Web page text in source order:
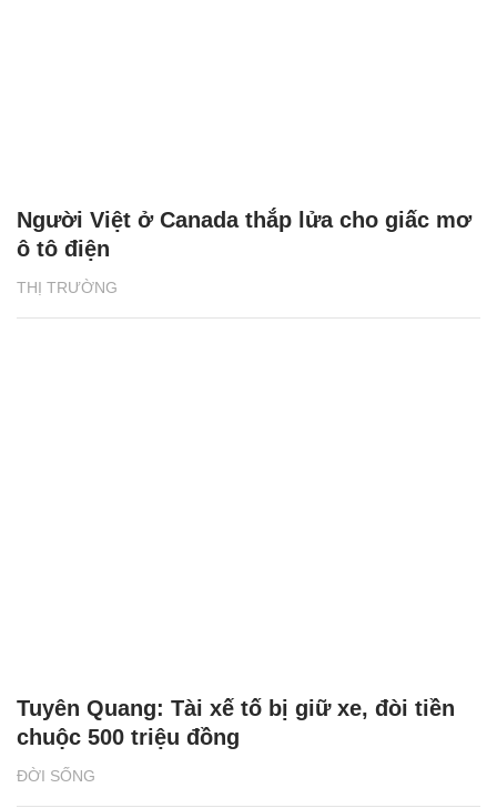
THỊ TRƯỜNG
Người Việt ở Canada thắp lửa cho giấc mơ
ô tô điện
ĐỜI SỐNG
Tuyên Quang: Tài xế tố bị giữ xe, đòi tiền
chuộc 500 triệu đồng